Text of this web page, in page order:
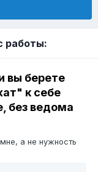
работы:
вы берете
к себе
без ведома
а не нужность